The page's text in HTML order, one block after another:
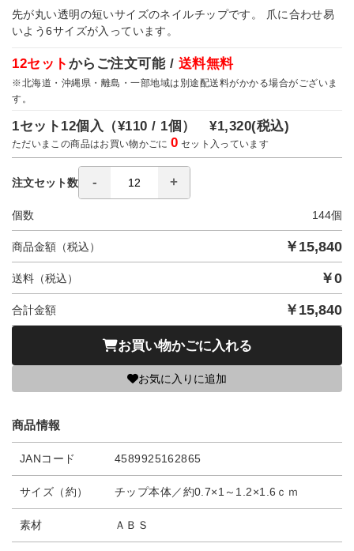
先が丸い透明の短いサイズのネイルチップです。 爪に合わせ易
いよう6サイズが入っています。
12セット からご注文可能 / 送料無料
※北海道・沖縄県・離島・一部地域は別途配送料がかかる場合がございま
す。
1セット12個入（¥110 / 1個）¥1,320(税込)
ただいまこの商品はお買い物かごに0 セット入っています
注文セット数
個数 144個
商品金額（税込） ￥ 15,840
送料（税込） ￥0
合計金額 ￥ 15,840
お買い物かごに入れる
お気に入りに追加
商品情報
JANコード 4589925162865
サイズ（約） チップ本体／約0.7×1～1.2×1.6ｃｍ
素材 ＡＢＳ